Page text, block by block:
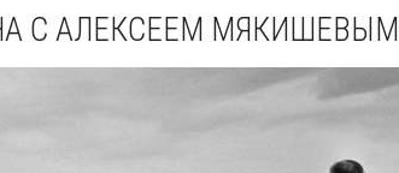
С АЛЕКСЕЕМ МЯКИШЕВЫМ